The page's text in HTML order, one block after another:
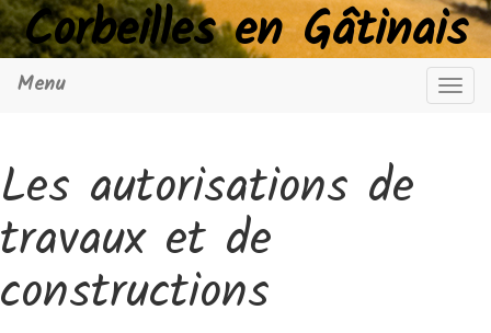
Corbeilles en Gâtinais
Menu
Les autorisations de
travaux et de
constructions